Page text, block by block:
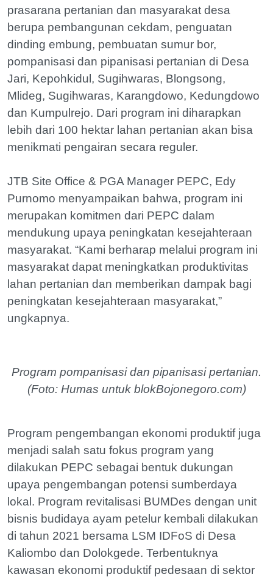
prasarana pertanian dan masyarakat desa
berupa pembangunan cekdam, penguatan
dinding embung, pembuatan sumur bor,
pompanisasi dan pipanisasi pertanian di Desa
Jari, Kepohkidul, Sugihwaras, Blongsong,
Mlideg, Sugihwaras, Karangdowo, Kedungdowo
dan Kumpulrejo. Dari program ini diharapkan
lebih dari 100 hektar lahan pertanian akan bisa
menikmati pengairan secara reguler.
JTB Site Office & PGA Manager PEPC, Edy
Purnomo menyampaikan bahwa, program ini
merupakan komitmen dari PEPC dalam
mendukung upaya peningkatan kesejahteraan
masyarakat. “Kami berharap melalui program ini
masyarakat dapat meningkatkan produktivitas
lahan pertanian dan memberikan dampak bagi
peningkatan kesejahteraan masyarakat,”
ungkapnya.
Program pompanisasi dan pipanisasi pertanian.
(Foto: Humas untuk blokBojonegoro.com)
Program pengembangan ekonomi produktif juga
menjadi salah satu fokus program yang
dilakukan PEPC sebagai bentuk dukungan
upaya pengembangan potensi sumberdaya
lokal. Program revitalisasi BUMDes dengan unit
bisnis budidaya ayam petelur kembali dilakukan
di tahun 2021 bersama LSM IDFoS di Desa
Kaliombo dan Dolokgede. Terbentuknya
kawasan ekonomi produktif pedesaan di sektor